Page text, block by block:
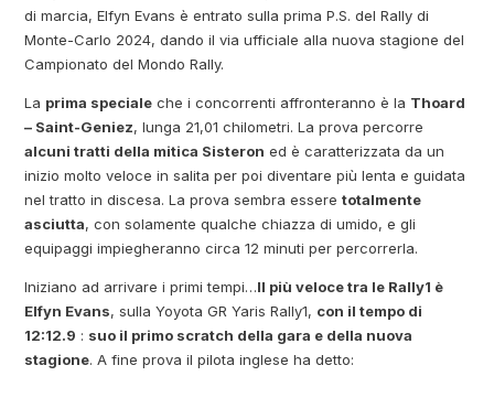
di marcia, Elfyn Evans è entrato sulla prima P.S. del Rally di
Monte-Carlo 2024, dando il via ufficiale alla nuova stagione del
Campionato del Mondo Rally.
La prima speciale che i concorrenti affronteranno è la Thoard
– Saint-Geniez, lunga 21,01 chilometri. La prova percorre
alcuni tratti della mitica Sisteron ed è caratterizzata da un
inizio molto veloce in salita per poi diventare più lenta e guidata
nel tratto in discesa. La prova sembra esseretotalmente
asciutta, con solamente qualche chiazza di umido, e gli
equipaggi impiegheranno circa 12 minuti per percorrerla.
Iniziano ad arrivare i primi tempi…Il più veloce tra le Rally1 è
Elfyn Evans, sulla Yoyota GR Yaris Rally1, con il tempo di
12:12.9 : suo il primo scratch della gara e della nuova
stagione. A fine prova il pilota inglese ha detto: